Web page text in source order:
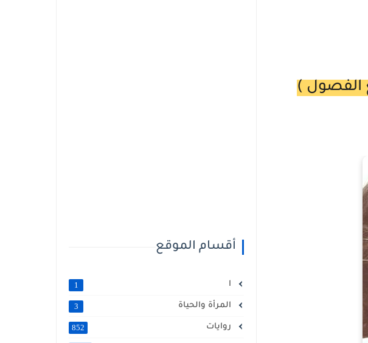
الفصول )
أقسام الموقع
ا 1
المرأة والحياة 3
روايات 852